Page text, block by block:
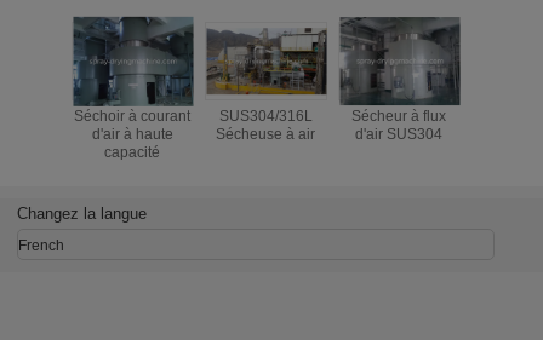
Séchoir à courant
d'air à haute
capacité
SUS304/316L
Sécheuse à air
Sécheur à flux
d'air SUS304
Changez la langue
French